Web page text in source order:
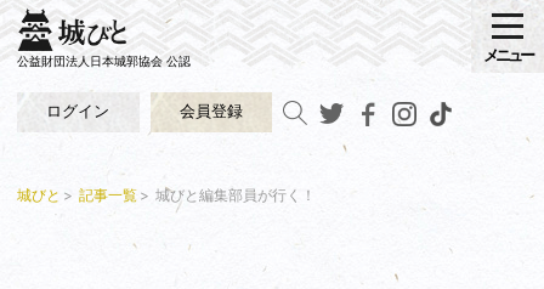
公益財団法人日本城郭協会 公認
ログイン 会員登録
メニュー
城びと 記事一覧 城びと編集部員が行く！